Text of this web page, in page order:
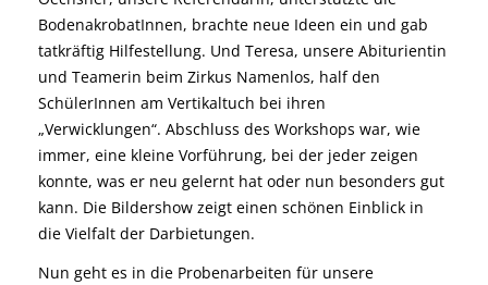
BodenakrobatInnen, brachte neue Ideen ein und gab
tatkräftig Hilfestellung. Und Teresa, unsere Abiturientin
und Teamerin beim Zirkus Namenlos, half den
SchülerInnen am Vertikaltuch bei ihren
„Verwicklungen“. Abschluss des Workshops war, wie
immer, eine kleine Vorführung, bei der jeder zeigen
konnte, was er neu gelernt hat oder nun besonders gut
kann. Die Bildershow zeigt einen schönen Einblick in
die Vielfalt der Darbietungen.
Nun geht es in die Probenarbeiten für unsere